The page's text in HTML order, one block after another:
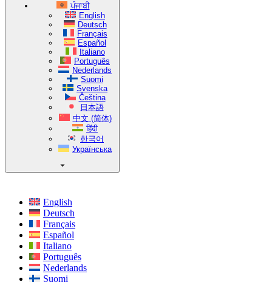
ਪੰਜਾਬੀ
English
Deutsch
Français
Español
Italiano
Português
Nederlands
Suomi
Svenska
Čeština
日本語
中文 (简体)
हिंदी
한국어
Українська
English
Deutsch
Français
Español
Italiano
Português
Nederlands
Suomi